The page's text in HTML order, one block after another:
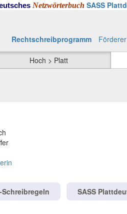
Netzwörterbuch SASS
Rechtschreibprogramm Förderer
Hoch > Platt
Schreibregeln SASS